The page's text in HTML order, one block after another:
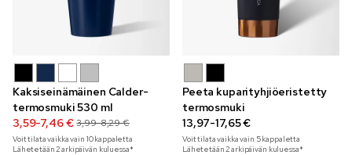
Kaksiseinämäinen Calder-
termosmuki 530 ml
3,59-7,46 € 3,99-8,29 €
Voit tilata vaikka vain 10kappaletta
Lähetetään 2 arkipäivän kuluessa*
Peeta kuparityhjiöeristetty
termosmuki
13,97-17,65 €
Voit tilata vaikka vain 5kappaletta
Lähetetään 2 arkipäivän kuluessa*